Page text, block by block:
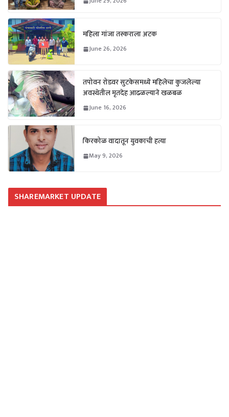
महिला गांजा तस्कराला अटक
June 26, 2026
तपोवन रोडवर सुटकेसमध्ये महिलेचा कुजलेल्या
अवस्थेतील मृतदेह आढळल्याने खळबळ
June 16, 2026
किरकोळ वादातून युवकाची हत्या
May 9, 2026
SHAREMARKET UPDATE